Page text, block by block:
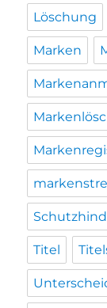
Löschung
Marken
Titel